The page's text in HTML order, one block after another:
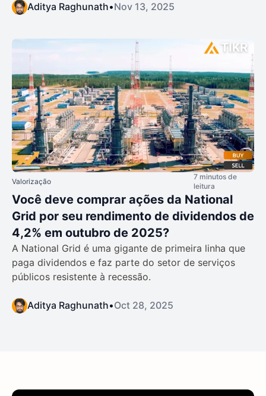
Aditya Raghunath•Nov 13, 2025
Valorização
7 minutos de
leitura
Você deve comprar ações da National
Grid por seu rendimento de dividendos de
4,2% em outubro de 2025?
A National Grid é uma gigante de primeira linha que
paga dividendos e faz parte do setor de serviços
públicos resistente à recessão.
Aditya Raghunath•Oct 28, 2025